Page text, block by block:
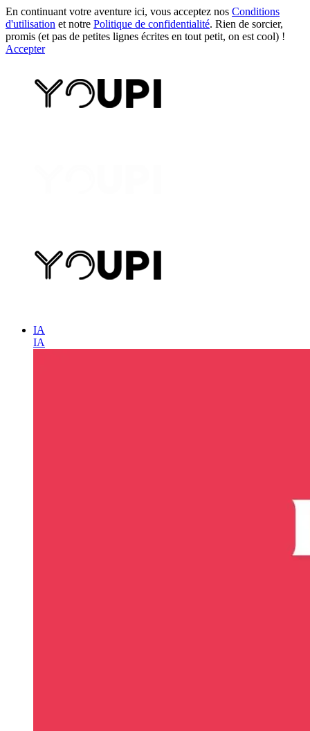
En continuant votre aventure ici, vous acceptez nos Conditions
d'utilisation et notre Politique de confidentialité. Rien de sorcier,
promis (et pas de petites lignes écrites en tout petit, on est cool) !
Accepter
IA
IA